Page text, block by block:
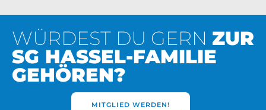
WÜRDEST DU GERN ZUR
SG HASSEL-FAMILIE
GEHÖREN?
MITGLIED WERDEN!